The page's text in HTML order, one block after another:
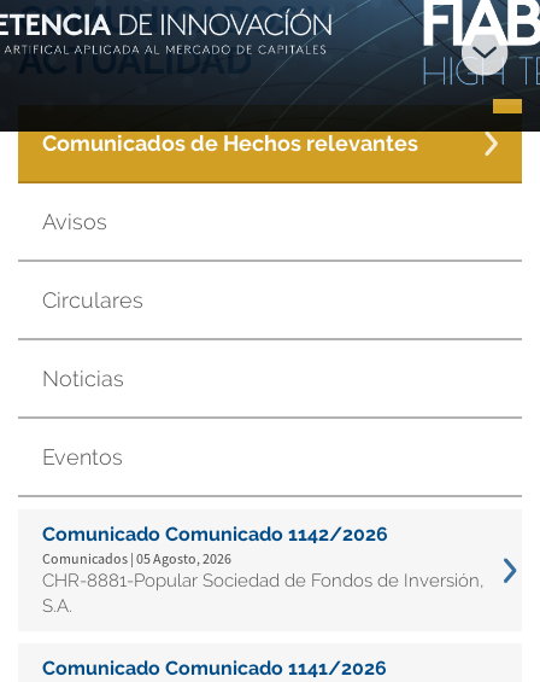
COMUNICADOS Y
ACTUALIDAD
Comunicados de Hechos relevantes
Avisos
Circulares
Noticias
Eventos
Comunicado Comunicado 1142/2026
Comunicados | 05 Agosto, 2026
CHR-8881-Popular Sociedad de Fondos de Inversión,
S.A.
Comunicado Comunicado 1141/2026